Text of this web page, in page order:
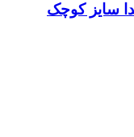
سایز کوچک